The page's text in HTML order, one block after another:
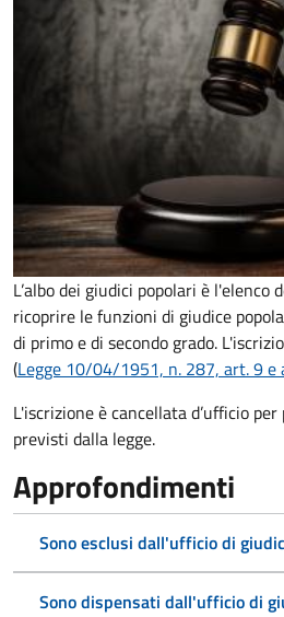
L’albo dei giudici popolari è l'elenco
ricoprire le funzioni di giudice
di primo e di secondo grado.
(Legge 10/04/1951, n. 287, art. 9 e
L'iscrizione è cancellata d’ufficio
previsti dalla legge.
Approfondimenti
Sono esclusi dall'ufficio di
Sono dispensati dall'ufficio di